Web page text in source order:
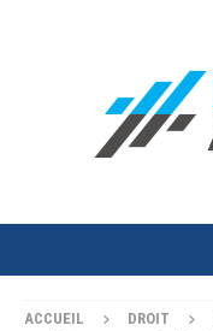
ACCUEIL DROIT